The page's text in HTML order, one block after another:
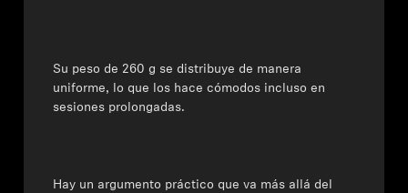
Su peso de 260 g se distribuye de manera
uniforme, lo que los hace cómodos incluso en
sesiones prolongadas.
Hay un argumento práctico que va más allá del